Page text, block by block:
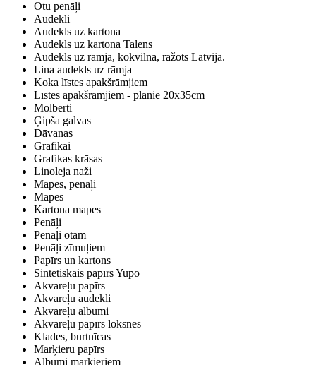
Otu penāļi
Audekli
Audekls uz kartona
Audekls uz kartona Talens
Audekls uz rāmja, kokvilna, ražots Latvijā.
Lina audekls uz rāmja
Koka līstes apakšrāmjiem
Līstes apakšrāmjiem - plānie 20x35cm
Molberti
Ģipša galvas
Dāvanas
Grafikai
Grafikas krāsas
Linoleja naži
Mapes, penāļi
Mapes
Kartona mapes
Penāļi
Penāļi otām
Penāļi zīmuļiem
Papīrs un kartons
Sintētiskais papīrs Yupo
Akvareļu papīrs
Akvareļu audekli
Akvareļu albumi
Akvareļu papīrs loksnēs
Klades, burtnīcas
Marķieru papīrs
Albumi marķieriem